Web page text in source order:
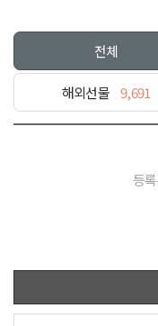
전체
해외선물 9,691
등